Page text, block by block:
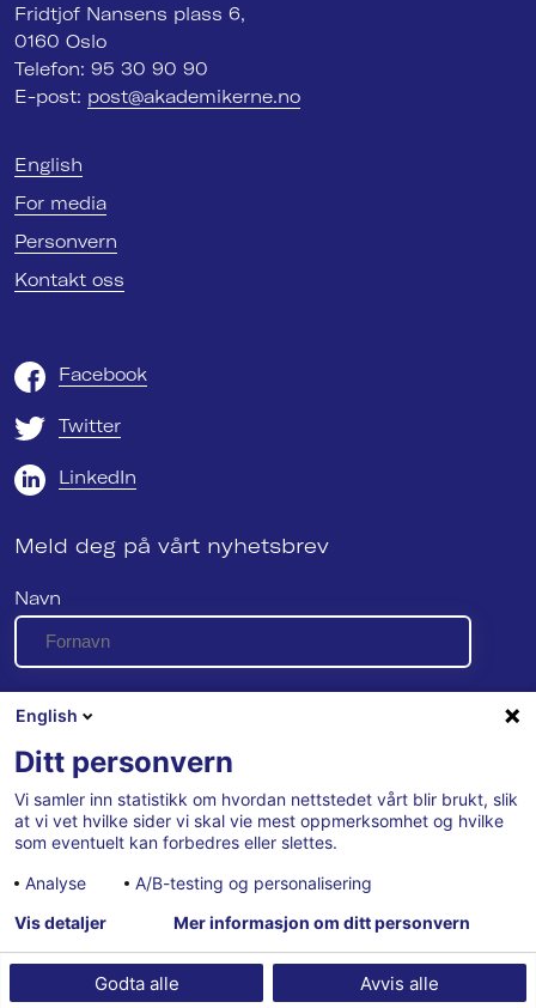
Fridtjof Nansens plass 6,
0160 Oslo
Telefon: 95 30 90 90
E-post: post@akademikerne.no
English
For media
Personvern
Kontakt oss
Facebook
Twitter
LinkedIn
Meld deg på vårt nyhetsbrev
Navn
E-post
Se vår personvernerklæring her
English
Ditt personvern
Vi samler inn statistikk om hvordan nettstedet vårt blir brukt, slik
at vi vet hvilke sider vi skal vie mest oppmerksomhet og hvilke
som eventuelt kan forbedres eller slettes.
Analyse
A/B-testing og personalisering
Godta alle Avvis alle
Vis detaljer Mer informasjon om ditt personvern